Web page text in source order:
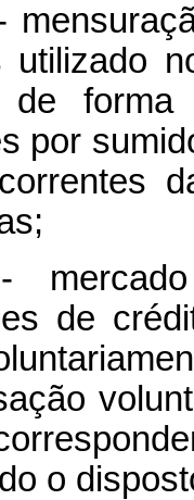
utilizado
de
por
mercado
de
o